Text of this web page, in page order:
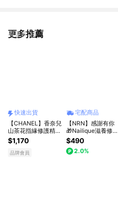
更多推薦
看更多
快速出貨
【CHANEL】香奈兒
山茶花指緣修護精華
11ml[快速出貨]
$1,170
品牌會員
宅配商品
【NRN】感謝有你
🎁Nailique滋養修護
指緣油禮盒(15ml) #
指甲保養油 #維他命
E護甲 #修護倒刺
$490
2.0%